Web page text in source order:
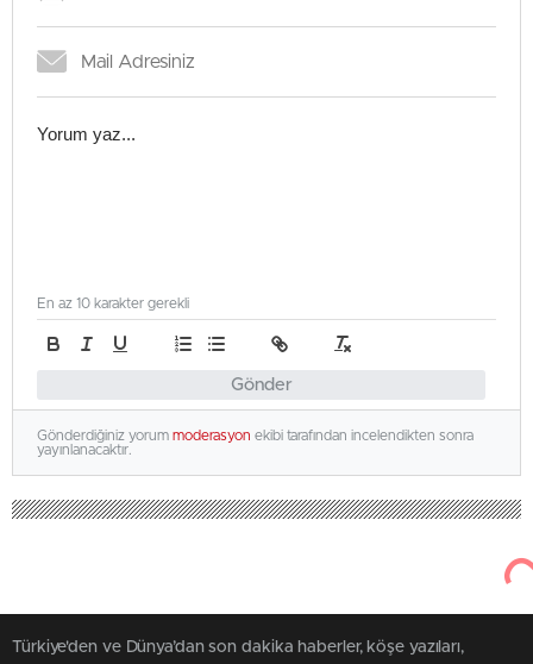
Gönder
En az 10 karakter gerekli
Gönderdiğiniz yorum moderasyon ekibi tarafından incelendikten sonra
yayınlanacaktır.
Türkiye'den ve Dünya’dan son dakika haberler, köşe yazıları,